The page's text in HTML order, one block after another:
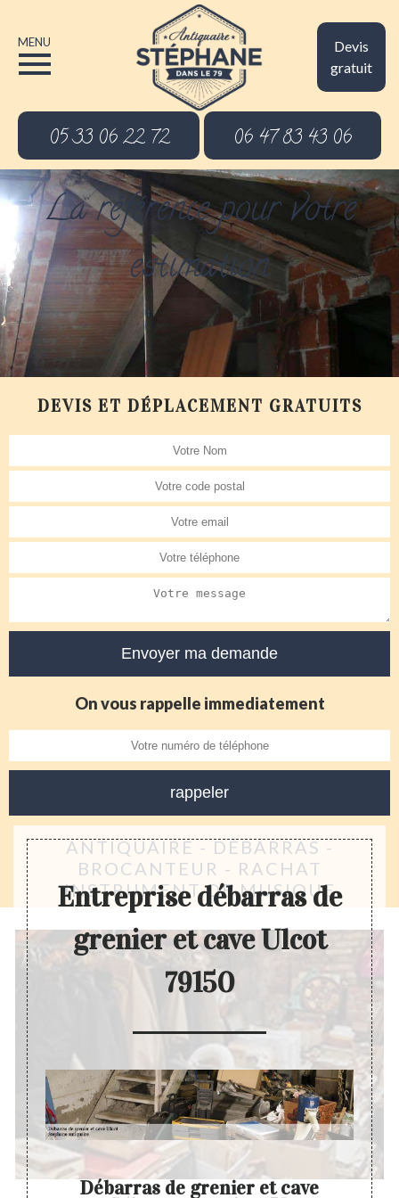
Devis
gratuit
MENU
05 33 06 22 72 06 47 83 43 06
La référence pour votre
estimation
DEVIS ET DÉPLACEMENT GRATUITS
On vous rappelle immediatement
ANTIQUAIRE - DÉBARRAS -
BROCANTEUR - RACHAT
INSTRUMENT DE MUSIQUE
Entreprise débarras de
grenier et cave Ulcot
79150
Débarras de grenier et cave